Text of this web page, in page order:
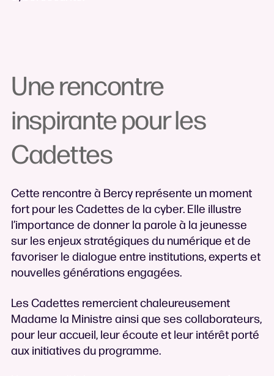
Une rencontre
inspirante pour les
Cadettes
Cette rencontre à Bercy représente un moment
fort pour les Cadettes de la cyber. Elle illustre
l’importance de donner la parole à la jeunesse
sur les enjeux stratégiques du numérique et de
favoriser le dialogue entre institutions, experts et
nouvelles générations engagées.
Les Cadettes remercient chaleureusement
Madame la Ministre ainsi que ses collaborateurs,
pour leur accueil, leur écoute et leur intérêt porté
aux initiatives du programme.